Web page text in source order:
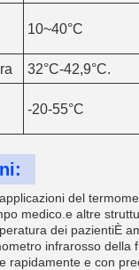
10~40°C
32°C-42,9°C.
-20-55°C
del
medico.e altre
dei pazientiÈ
infrarosso della
rapidamente e con